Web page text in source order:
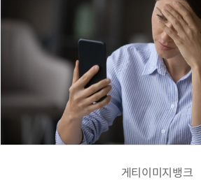
게티이미지뱅크